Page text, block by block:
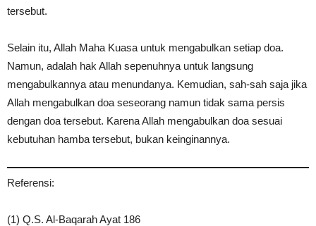
tersebut.
Selain itu, Allah Maha Kuasa untuk mengabulkan setiap doa.
Namun, adalah hak Allah sepenuhnya untuk langsung
mengabulkannya atau menundanya. Kemudian, sah-sah saja jika
Allah mengabulkan doa seseorang namun tidak sama persis
dengan doa tersebut. Karena Allah mengabulkan doa sesuai
kebutuhan hamba tersebut, bukan keinginannya.
Referensi:
(1) Q.S. Al-Baqarah Ayat 186